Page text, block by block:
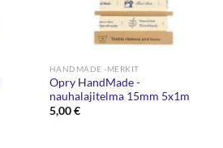
HANDMADE -MERKIT
Opry HandMade -
nauhalajitelma 15mm 5x1m
5,00€